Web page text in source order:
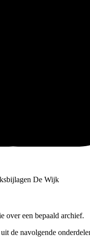
De Wijk
over een bepaald archief.
de navolgende